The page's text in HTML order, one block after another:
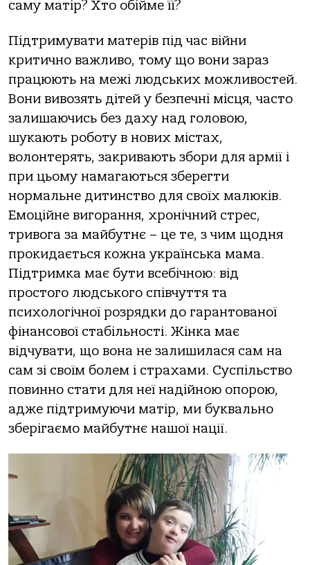
саму матір? Хто обійме її?
Підтримувати матерів під час війни
критично важливо, тому що вони зараз
працюють на межі людських можливостей.
Вони вивозять дітей у безпечні місця, часто
залишаючись без даху над головою,
шукають роботу в нових містах,
волонтерять, закривають збори для армії і
при цьому намагаються зберегти
нормальне дитинство для своїх малюків.
Емоційне вигорання, хронічний стрес,
тривога за майбутнє – це те, з чим щодня
прокидається кожна українська мама.
Підтримка має бути всебічною: від
простого людського співчуття та
психологічної розрядки до гарантованої
фінансової стабільності. Жінка має
відчувати, що вона не залишилася сам на
сам зі своїм болем і страхами. Суспільство
повинно стати для неї надійною опорою,
адже підтримуючи матір, ми буквально
зберігаємо майбутнє нашої нації.